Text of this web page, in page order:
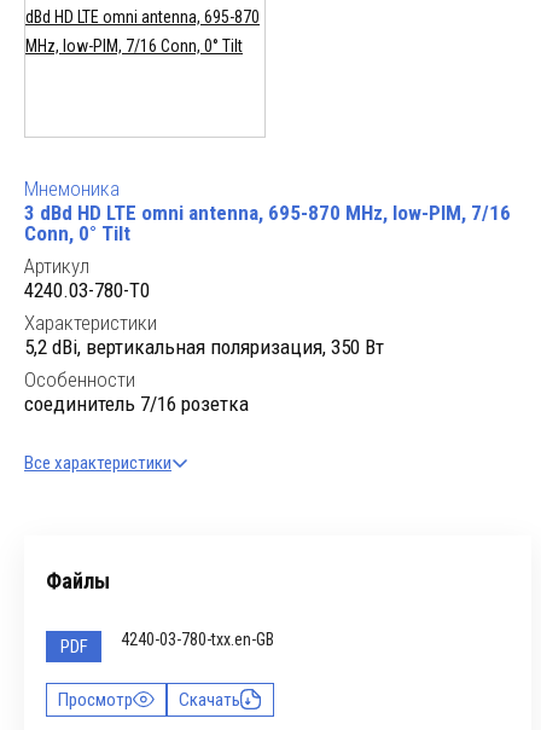
Мнемоника
3 dBd HD LTE omni antenna, 695-870 MHz, low-PIM, 7/16
Conn, 0° Tilt
Артикул
4240.03-780-T0
Характеристики
5,2 dBi, вертикальная поляризация, 350 Вт
Особенности
соединитель 7/16 розетка
Все характеристики
Файлы
PDF 4240-03-780-txx.en-GB
Просмотр Скачать